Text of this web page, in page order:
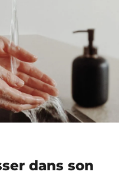
dans son